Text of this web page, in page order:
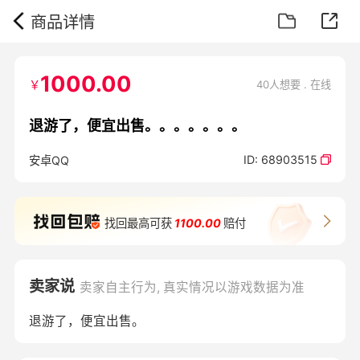
商品详情
￥1000.00 40人想要 . 在线
退游了，便宜出售。。。。。。。
安卓QQ ID: 68903515
找回最高可获 1100.00 赔付
卖家说 卖家自主行为, 真实情况以游戏数据为准
退游了，便宜出售。